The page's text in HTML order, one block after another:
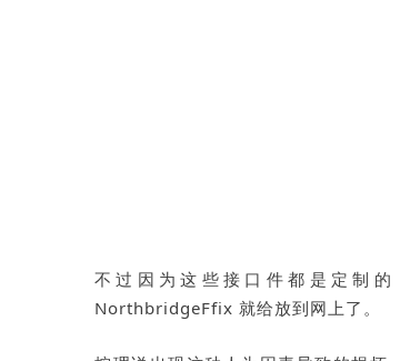
不过因为这些接口件都是定制
NorthbridgeFfix 就给放到网上了。